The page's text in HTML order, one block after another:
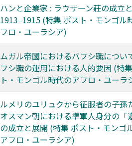
ハンと企業家 : ラウザーン莊の成立
1913‒1915 (特集 ポスト・モンゴル
フロ・ユーラシア)
ムガル帝國におけるバフシ職につい
フシ職の運用における人的要因 (特
ト・モンゴル時代のアフロ・ユーラ
ルメリのユリュクから征服者の子孫
オスマン朝における準軍人身分の「
の成立と展開 (特集 ポスト・モンゴ
アフロ・ユーラシア)